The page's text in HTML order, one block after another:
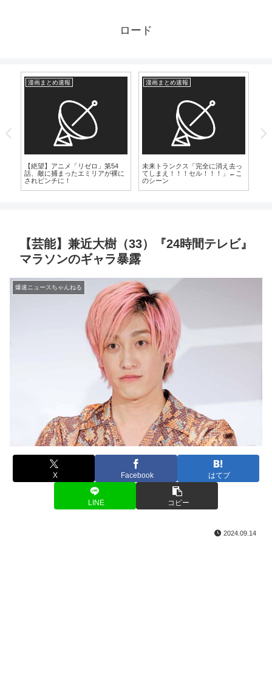
ロード
漫画まとめ速報
【絶望】アニメ「リゼロ」第54
話、敵に捕まったエミリアが裸に
されピンチに！
漫画まとめ速報
未来トランクス「完全に消え去っ
てしまえ！！！セル！！！」←こ
のシーン
【芸能】兼近大樹（33）『24時間テレビ』
マラソンのギャラ暴露
爆速ニュースちゃんねる
X Facebook はてブ
LINE コピー
2024.09.14